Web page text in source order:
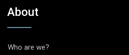
About
Who are we?